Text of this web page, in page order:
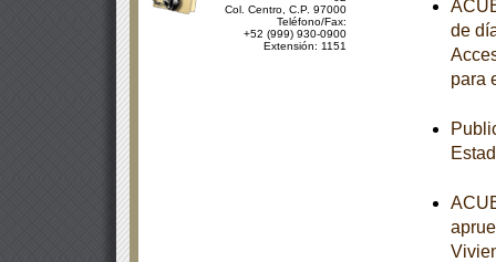
Col. Centro, C.P. 97000
Teléfono/Fax:
+52 (999) 930-0900
Extensión: 1151
de
para